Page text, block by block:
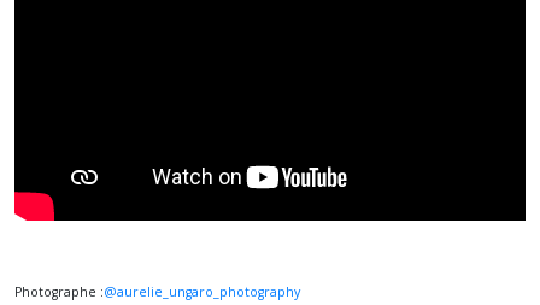
Photographe :@aurelie_ungaro_photography